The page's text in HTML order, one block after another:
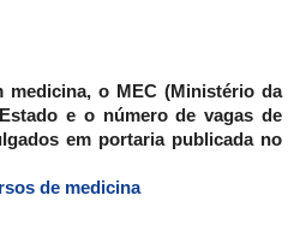
medicina, o MEC (Ministério da
e o número de vagas de
em portaria publicada no
de medicina